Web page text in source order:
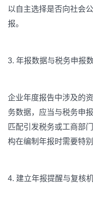
以自主选择是否向社会
报。
3. 年报数据与税务申报
企业年度报告中涉及的
务数据，应当与税务申
匹配引发税务或工商部
构在编制年报时需要特
4. 建立年报提醒与复核